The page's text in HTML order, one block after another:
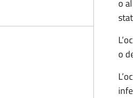
o
o